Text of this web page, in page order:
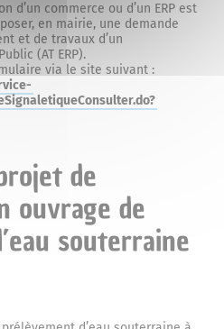
enfant
d’un commerce ou d’un ERP est
en mairie, une demande
et de travaux d’un
(AT ERP).
via le site suivant :
de
ouvrage de
souterraine